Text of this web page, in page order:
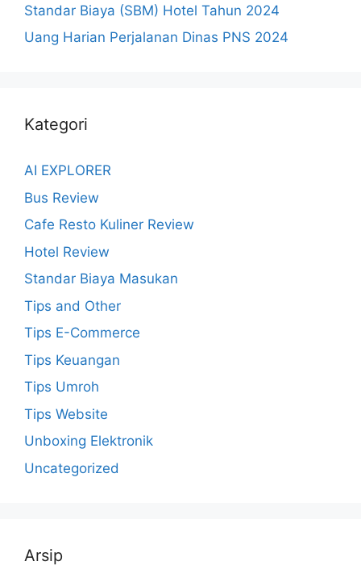
Standar Biaya (SBM) Hotel Tahun 2024
Uang Harian Perjalanan Dinas PNS 2024
Kategori
AI EXPLORER
Bus Review
Cafe Resto Kuliner Review
Hotel Review
Standar Biaya Masukan
Tips and Other
Tips E-Commerce
Tips Keuangan
Tips Umroh
Tips Website
Unboxing Elektronik
Uncategorized
Arsip